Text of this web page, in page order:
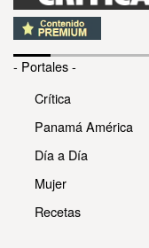
- Portales -
Crítica
Panamá América
Día a Día
Mujer
Recetas